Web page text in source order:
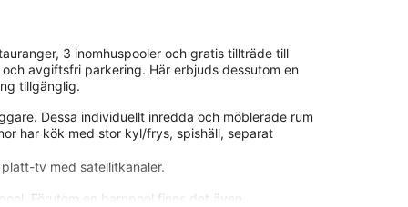
3 inomhuspooler och gratis tillträde till
avgiftsfri parkering. Här erbjuds dessutom en
tillgänglig.
Dessa individuellt inredda och möblerade rum
har kök med stor kyl/frys, spishäll, separat
tv med satellitkanaler.
Förutom en barnpool finns det även